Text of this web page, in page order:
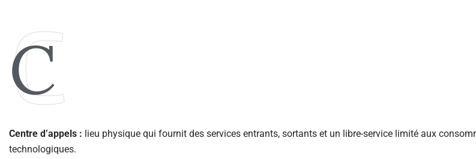
C
C
Centre d’appels : lieu physique qui fournit des services entrants, sortants et un libre-service limité aux
technologiques.